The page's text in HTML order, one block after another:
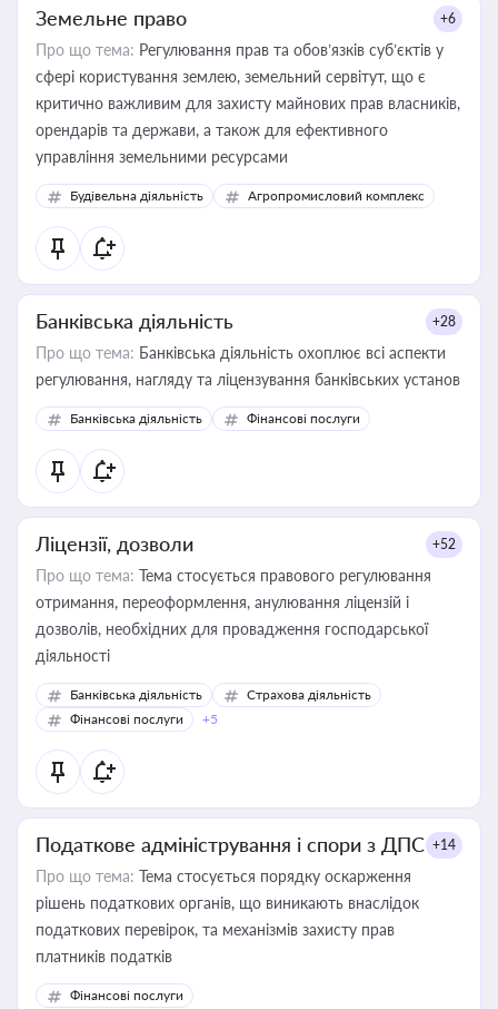
Земельне право +6
Про що тема: Регулювання прав та обов’язків суб’єктів у
сфері користування землею, земельний сервітут, що є
критично важливим для захисту майнових прав власників,
орендарів та держави, а також для ефективного
управління земельними ресурсами
Будівельна діяльність Агропромисловий комплекс
Банківська діяльність +28
Про що тема: Банківська діяльність охоплює всі аспекти
регулювання, нагляду та ліцензування банківських установ
Банківська діяльність Фінансові послуги
Ліцензії, дозволи +52
Про що тема: Тема стосується правового регулювання
отримання, переоформлення, анулювання ліцензій і
дозволів, необхідних для провадження господарської
діяльності
Банківська діяльність
Страхова діяльність
Фінансові послуги
+5
Податкове адміністрування і спори з ДПС +14
Про що тема: Тема стосується порядку оскарження
рішень податкових органів, що виникають внаслідок
податкових перевірок, та механізмів захисту прав
платників податків
Фінансові послуги